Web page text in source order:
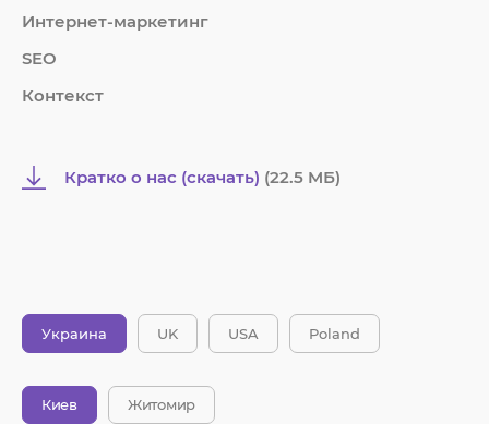
Интернет-маркетинг
SEO
Контекст
Кратко о нас (скачать) (22.5 MБ)
Украина UK USA Poland
Киев Житомир